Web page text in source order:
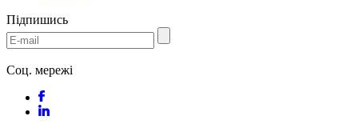
Підпишись
Соц. мережі